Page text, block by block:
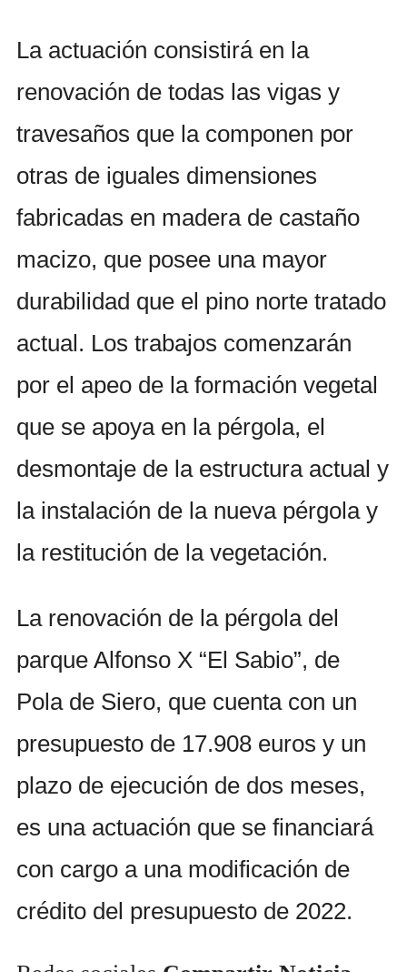
La actuación consistirá en la
renovación de todas las vigas y
travesaños que la componen por
otras de iguales dimensiones
fabricadas en madera de castaño
macizo, que posee una mayor
durabilidad que el pino norte tratado
actual. Los trabajos comenzarán
por el apeo de la formación vegetal
que se apoya en la pérgola, el
desmontaje de la estructura actual y
la instalación de la nueva pérgola y
la restitución de la vegetación.
La renovación de la pérgola del
parque Alfonso X “El Sabio”, de
Pola de Siero, que cuenta con un
presupuesto de 17.908 euros y un
plazo de ejecución de dos meses,
es una actuación que se financiará
con cargo a una modificación de
crédito del presupuesto de 2022.